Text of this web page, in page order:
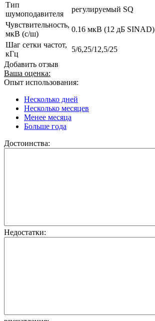
Тип
шумоподавителя
регулируемый SQ
Чувствительность,
мкВ (с/ш)
0.16 мкВ (12 дБ SINAD)
Шаг сетки частот,
кГц
5/6,25/12,5/25
Добавить отзыв
Ваша оценка:
Опыт использования:
Несколько дней
Несколько месяцев
Менее месяца
Больше года
Достоинства:
Недостатки: